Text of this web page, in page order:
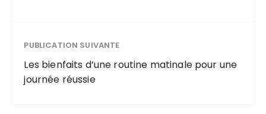
PUBLICATION SUIVANTE
Les bienfaits d’une routine matinale pour une
journée réussie